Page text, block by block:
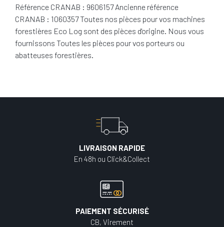
Référence CRANAB : 9606157 Ancienne référence
CRANAB : 1060357 Toutes nos pièces pour vos machines
forestières Eco Log sont des pièces d'origine. Nous vous
fournissons Toutes les pièces pour vos porteurs ou
abatteuses forestières.
LIVRAISON RAPIDE
En 48h ou Click&Collect
PAIEMENT SÉCURISÉ
CB, Virement